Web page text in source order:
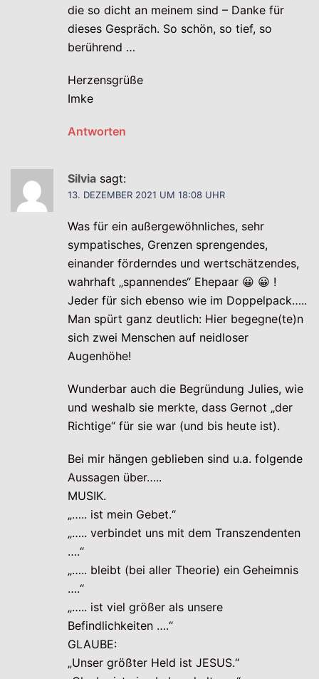
die so dicht an meinem sind – Danke für
dieses Gespräch. So schön, so tief, so
berührend …
Herzensgrüße
Imke
Antworten
Silvia sagt:
13. DEZEMBER 2021 UM 18:08 UHR
Was für ein außergewöhnliches, sehr
sympatisches, Grenzen sprengendes,
einander förderndes und wertschätzendes,
wahrhaft „spannendes“ Ehepaar 😀 😀 !
Jeder für sich ebenso wie im Doppelpack…..
Man spürt ganz deutlich: Hier begegne(te)n
sich zwei Menschen auf neidloser
Augenhöhe!
Wunderbar auch die Begründung Julies, wie
und weshalb sie merkte, dass Gernot „der
Richtige“ für sie war (und bis heute ist).
Bei mir hängen geblieben sind u.a. folgende
Aussagen über…..
MUSIK.
„….. ist mein Gebet.“
„….. verbindet uns mit dem Transzendenten
….“
„….. bleibt (bei aller Theorie) ein Geheimnis
….“
„….. ist viel größer als unsere
Befindlichkeiten ….“
GLAUBE:
„Unser größter Held ist JESUS.“